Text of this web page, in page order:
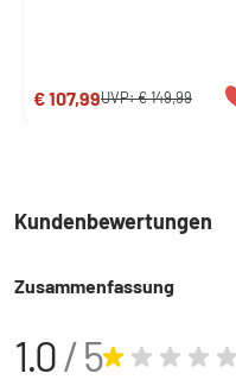
€ 107,99UVP:€ 149,99
Kundenbewertungen
Zusammenfassung
1.0/ 5